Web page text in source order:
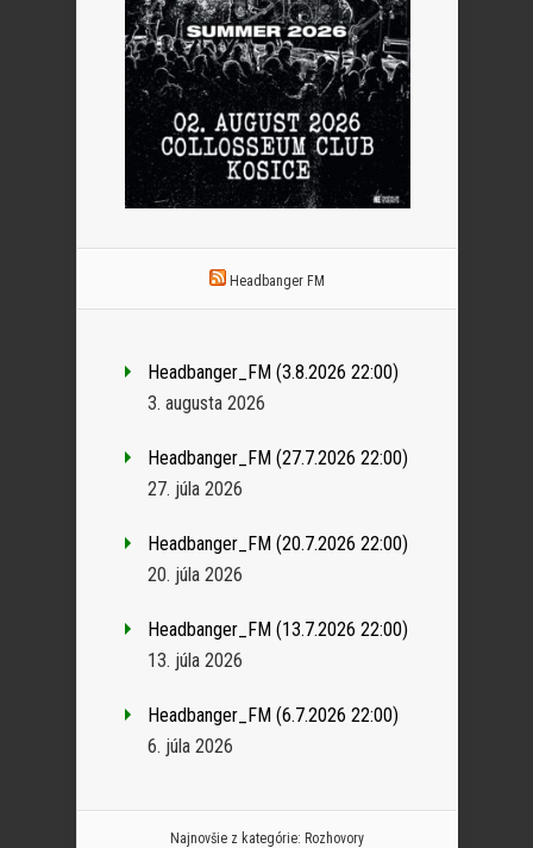
Headbanger FM
Headbanger_FM (3.8.2026 22:00)
3. augusta 2026
Headbanger_FM (27.7.2026 22:00)
27. júla 2026
Headbanger_FM (20.7.2026 22:00)
20. júla 2026
Headbanger_FM (13.7.2026 22:00)
13. júla 2026
Headbanger_FM (6.7.2026 22:00)
6. júla 2026
Najnovšie z kategórie: Rozhovory